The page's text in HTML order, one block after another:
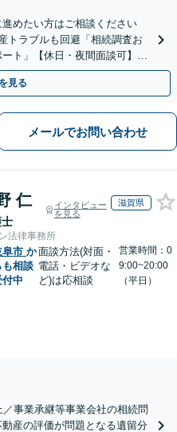
進めたい方はご相談ください
トラブルも回避「相続調査お
ト」【休日・夜間面談可】
室対応】
見る
メールでお問い合わせ
仁
インタビュー
を見る
滋賀県
法律事務所
阜市 か
も相談
付中
面談方法(対面・
電話・ビデオな
ど)は応相談
営業時間：0
9:00~20:00
（平日）
／事業承継等事業会社の相続問
産の評価が問題となる遺留分